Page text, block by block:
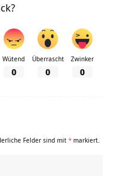
Wütend
0
Überrascht
0
Zwinker
0
Felder sind mit * markiert.